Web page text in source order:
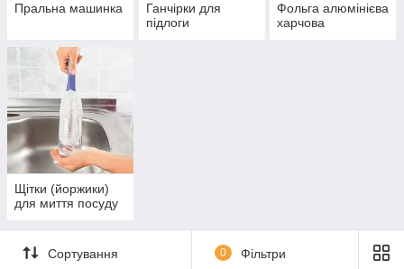
Пральна машинка
Ганчірки для
підлоги
Фольга алюмінієва
харчова
Щітки (йоржики)
для миття посуду
Сортування 0 Фільтри